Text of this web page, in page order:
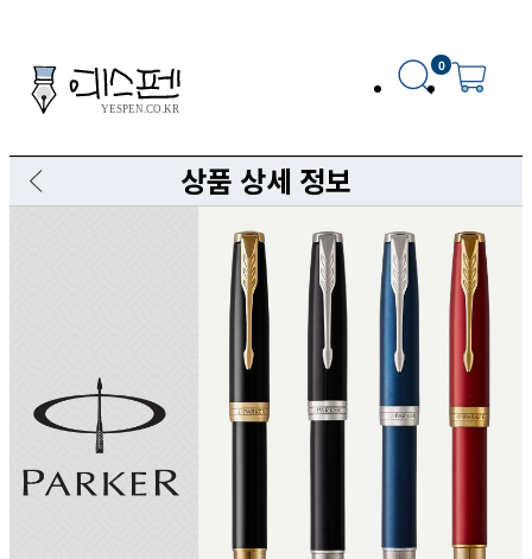
0
상품 상세 정보